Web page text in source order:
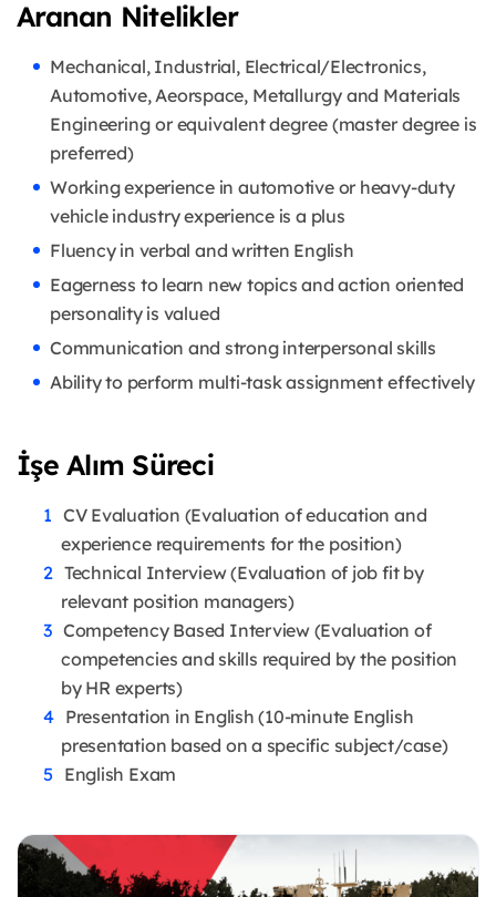
Aranan Nitelikler
Mechanical, Industrial, Electrical/Electronics,
Automotive, Aeorspace, Metallurgy and Materials
Engineering or equivalent degree (master degree is
preferred)
Working experience in automotive or heavy-duty
vehicle industry experience is a plus
Fluency in verbal and written English
Eagerness to learn new topics and action oriented
personality is valued
Communication and strong interpersonal skills
Ability to perform multi-task assignment effectively
İşe Alım Süreci
CV Evaluation (Evaluation of education and
experience requirements for the position)
Technical Interview (Evaluation of job fit by
relevant position managers)
Competency Based Interview (Evaluation of
competencies and skills required by the position
by HR experts)
Presentation in English (10-minute English
presentation based on a specific subject/case)
English Exam